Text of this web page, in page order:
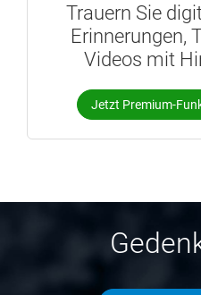
Trauern Sie
Erinnerungen,
Videos mit
Jetzt Premium-